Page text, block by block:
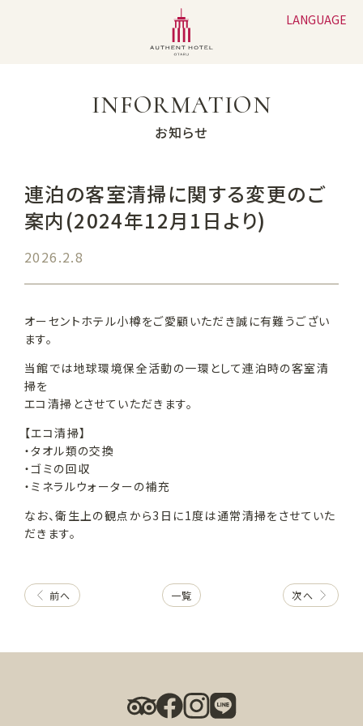
LANGUAGE
INFORMATION
お知らせ
連泊の客室清掃に関する変更のご
案内(2024年12月1日より)
2026.2.8
オーセントホテル小樽をご愛顧いただき誠に有難うござい
ます。
当館では地球環境保全活動の一環として連泊時の客室清
掃を
エコ清掃とさせていただきます。
【エコ清掃】
・タオル類の交換
・ゴミの回収
・ミネラルウォーターの補充
なお、衛生上の観点から3日に1度は通常清掃をさせていた
だきます。
前へ 一覧 次へ